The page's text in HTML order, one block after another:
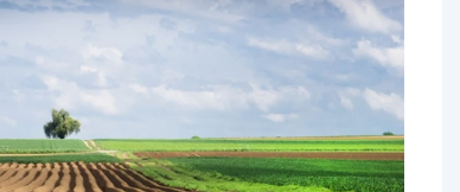
РЕЙТИНГ ДЕБЕТОВИХ
КАРТОК
ЩОМІСЯЧНИЙ ОГЛЯД
ПУТІВНИКИ ПО